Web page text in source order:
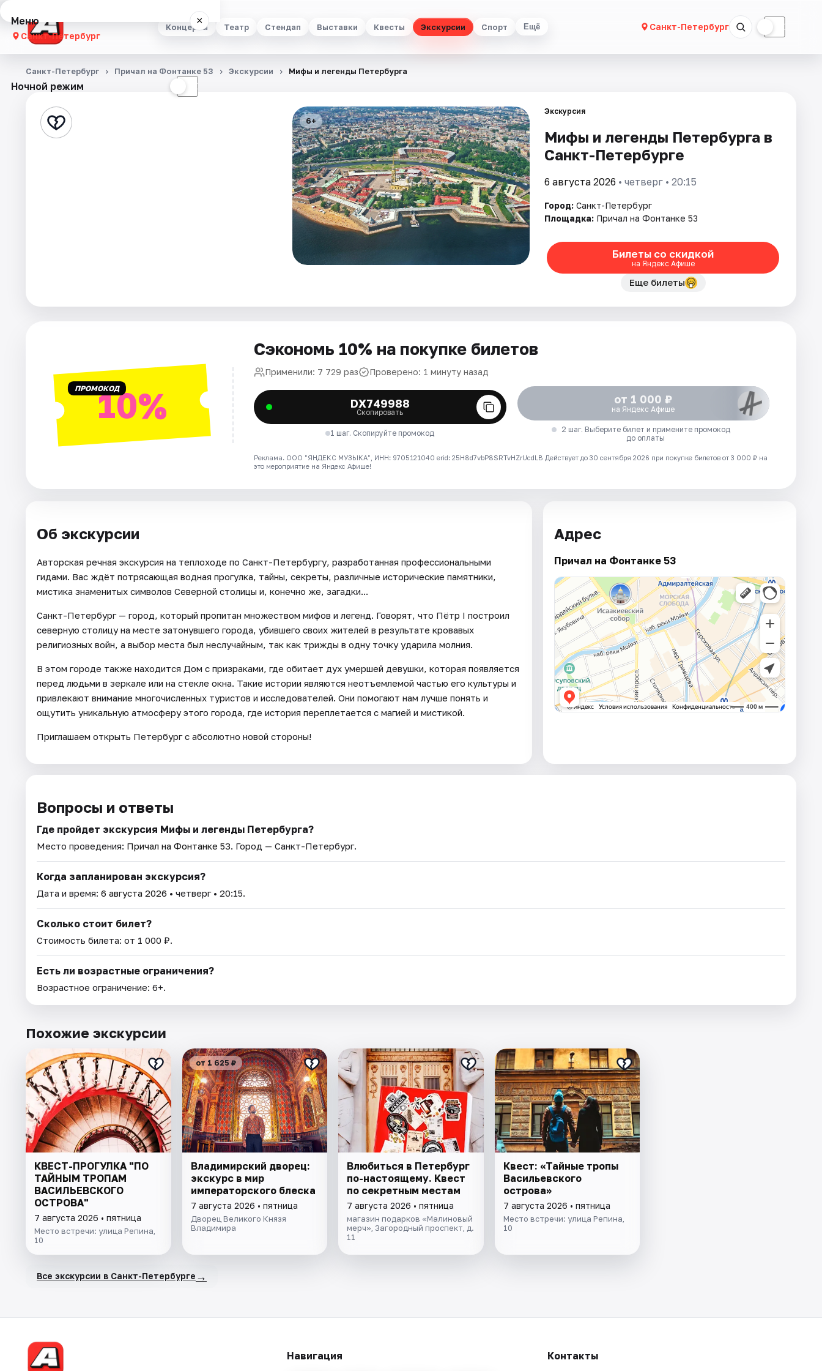
Концерты Театр Стендап Выставки Квесты Экскурсии Спорт Ещё Санкт-Петербург ☾
Меню ×
Санкт-Петербург
Концерты
Стендап
Города
Рейтинги
Ночной режим ☾
Санкт-Петербург Причал на Фонтанке 53 Экскурсии Мифы и легенды Петербурга
6+
Экскурсия
Мифы и легенды Петербурга в
Санкт-Петербурге
6 августа 2026 • четверг • 20:15
Город: Санкт-Петербург
Площадка: Причал на Фонтанке 53
Билеты со скидкой
на Яндекс Афише
Еще билеты
ПРОМОКОД10%
Сэкономь 10% на покупке билетов
Применили: 7 729 раз Проверено: 1 минуту назад
DX749988
Скопировать
1 шаг. Скопируйте промокод
от 1 000 ₽
на Яндекс Афише
2 шаг. Выберите билет и примените промокод
до оплаты
Реклама. ООО "ЯНДЕКС МУЗЫКА", ИНН: 9705121040 erid: 25H8d7vbP8SRTvHZrUcdLB Действует до 30 сентября 2026 при покупке билетов от 3 000 ₽ на
это мероприятие на Яндекс Афише!
Об экскурсии
Авторская речная экскурсия на теплоходе по Санкт-Петербургу, разработанная профессиональными
гидами. Вас ждёт потрясающая водная прогулка, тайны, секреты, различные исторические памятники,
мистика знаменитых символов Северной столицы и, конечно же, загадки...
Санкт-Петербург — город, который пропитан множеством мифов и легенд. Говорят, что Пётр I построил
северную столицу на месте затонувшего города, убившего своих жителей в результате кровавых
религиозных войн, а выбор места был неслучайным, так как трижды в одну точку ударила молния.
В этом городе также находится Дом с призраками, где обитает дух умершей девушки, которая появляется
перед людьми в зеркале или на стекле окна. Такие истории являются неотъемлемой частью его культуры и
привлекают внимание многочисленных туристов и исследователей. Они помогают нам лучше понять и
ощутить уникальную атмосферу этого города, где история переплетается с магией и мистикой.
Приглашаем открыть Петербург с абсолютно новой стороны!
Адрес
Причал на Фонтанке 53
Вопросы и ответы
Где пройдет экскурсия Мифы и легенды Петербурга?
Место проведения: Причал на Фонтанке 53. Город — Санкт-Петербург.
Когда запланирован экскурсия?
Дата и время: 6 августа 2026 • четверг • 20:15.
Сколько стоит билет?
Стоимость билета: от 1 000 ₽.
Есть ли возрастные ограничения?
Возрастное ограничение: 6+.
Похожие экскурсии
КВЕСТ-ПРОГУЛКА "ПО
ТАЙНЫМ ТРОПАМ
ВАСИЛЬЕВСКОГО
ОСТРОВА"
7 августа 2026 • пятница
Место встречи: улица Репина,
10
от 1 625 ₽
Владимирский дворец:
экскурс в мир
императорского блеска
7 августа 2026 • пятница
Дворец Великого Князя
Владимира
Влюбиться в Петербург
по-настоящему. Квест
по секретным местам
7 августа 2026 • пятница
магазин подарков «Малиновый
мерч», Загородный проспект, д.
11
Квест: «Тайные тропы
Васильевского
острова»
7 августа 2026 • пятница
Место встречи: улица Репина,
10
Все экскурсии в Санкт-Петербурге →
Навигация Контакты